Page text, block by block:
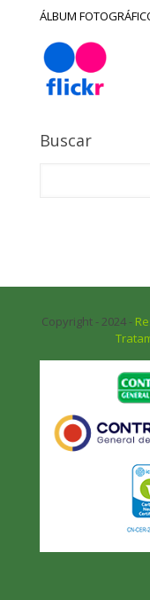
ÁLBUM
Buscar
Copyright - 2024 -